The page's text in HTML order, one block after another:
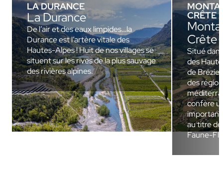
LA DURANCE
La Durance
De l’air et des eaux limpides…la
Durance est l’artère vitale des
Hautes-Alpes ! Huit de nos villages se
situent sur les rives de la plus sauvage
des rivières alpines.
CRÊTE
Crête
Situé
des
de
des
confère
au titre
Faune-